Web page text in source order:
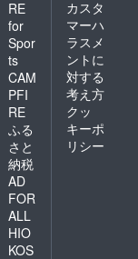
RE
for
Spor
ts
CAM
PFI
RE
ふる
さと
納税
AD
FOR
ALL
HIO
KOS
カスタ
マーハ
ラスメ
ントに
対する
考え方
クッ
キーポ
リシー